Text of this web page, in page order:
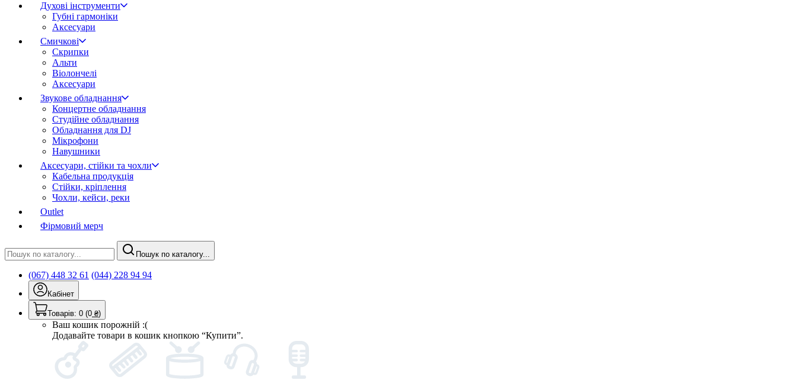
Духові інструменти
Губні гармоніки
Аксесуари
Смичкові
Скрипки
Альти
Віолончелі
Аксесуари
Звукове обладнання
Концертне обладнання
Студійне обладнання
Обладнання для DJ
Мікрофони
Навушники
Аксесуари, стійки та чохли
Кабельна продукція
Стійки, кріплення
Чохли, кейси, реки
Outlet
Фірмовий мерч
Пошук по каталогу...
(067) 448 32 61 (044) 228 94 94
Кабінет
Товарів: 0 (0 ₴)
Ваш кошик порожній :(
Додавайте товари в кошик кнопкою “Купити”.